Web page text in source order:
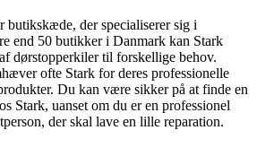
butikskæde, der specialiserer sig i
end 50 butikker i Danmark kan Stark
dørstopperkiler til forskellige behov.
ofte Stark for deres professionelle
Du kan være sikker på at finde en
Stark, uanset om du er en professionel
der skal lave en lille reparation.